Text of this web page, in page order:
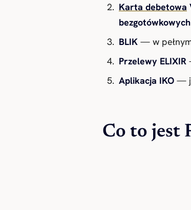
Karta debetowa
BLIK — w
Przelewy ELIXIR
Aplikacja IKO —
Co to jest